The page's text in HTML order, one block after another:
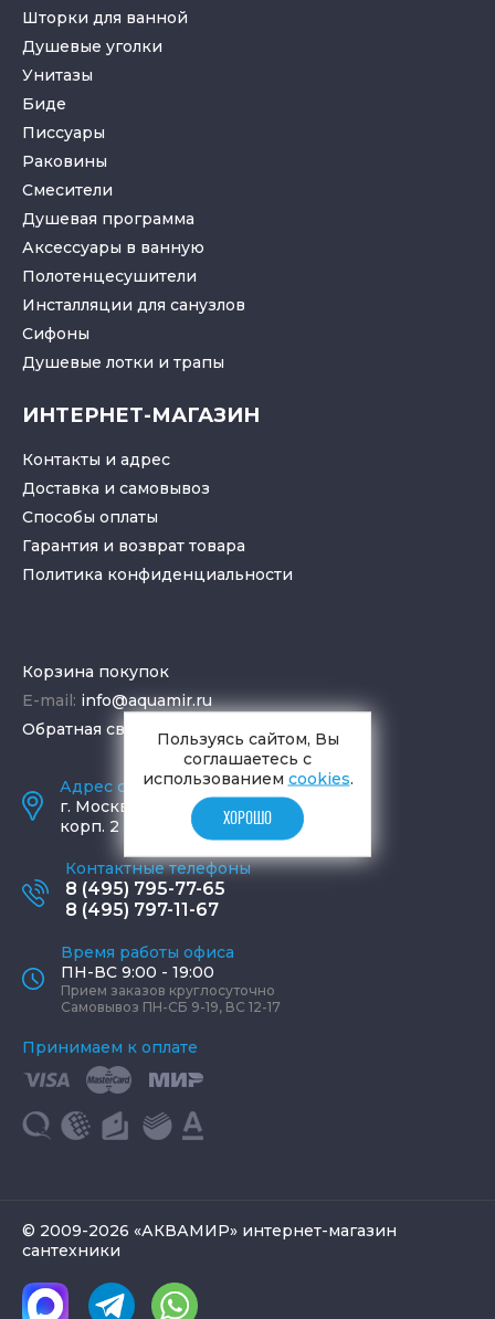
Шторки для ванной
Душевые уголки
Унитазы
Биде
Писсуары
Раковины
Смесители
Душевая программа
Аксессуары в ванную
Полотенцесушители
Инсталляции для санузлов
Cифоны
Душевые лотки и трапы
ИНТЕРНЕТ-МАГАЗИН
Контакты и адрес
Доставка и самовывоз
Способы оплаты
Гарантия и возврат товара
Политика конфиденциальности
Корзина покупок
E-mail: info@aquamir.ru
Обратная связь
Адрес салона и склада
г. Москва
ул. Шаболовка, д. 23,
корп. 2
Контактные телефоны
8 (495) 795-77-65
8 (495) 797-11-67
Время работы офиса
ПН-ВС 9:00 - 19:00
Прием заказов круглосуточно
Самовывоз ПН-СБ 9-19, ВС 12-17
Принимаем к оплате
© 2009-2026 «АКВАМИР» интернет-магазин
сантехники
Пользуясь сайтом, Вы
соглашаетесь с
использованием cookies.
ХОРОШО